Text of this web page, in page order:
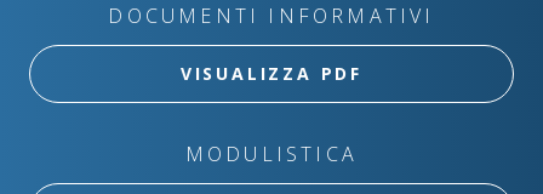
DOCUMENTI INFORMATIVI
VISUALIZZA PDF
MODULISTICA